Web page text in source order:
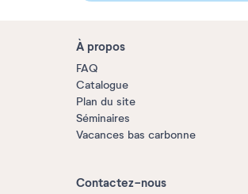
À propos
FAQ
Catalogue
Plan du site
Séminaires
Vacances bas carbonne
Contactez-nous